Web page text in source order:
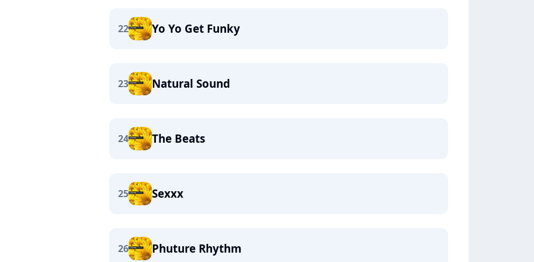
22 Yo Yo Get Funky
23 Natural Sound
24 The Beats
25 Sexxx
26 Phuture Rhythm